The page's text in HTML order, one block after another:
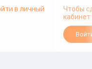
в личный
Чтобы
кабинет